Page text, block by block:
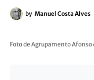
by Manuel Costa Alves
Foto de Agrupamento Afonso